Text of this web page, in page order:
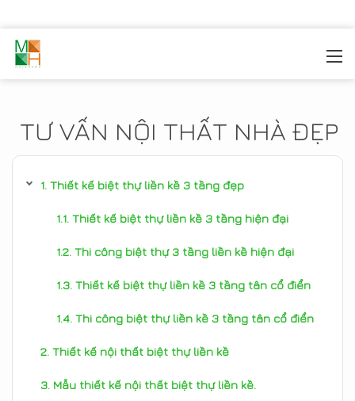
TƯ VẤN NỘI THẤT NHÀ ĐẸP
Thiết kế biệt thự liền kề 3 tầng đẹp
Thiết kế biệt thự liền kề 3 tầng hiện đại
Thi công biệt thự 3 tầng liền kề hiện đại
Thiết kế biệt thự liền kề 3 tầng tân cổ điển
Thi công biệt thự liền kề 3 tầng tân cổ điển
Thiết kế nội thất biệt thự liền kề
Mẫu thiết kế nội thất biệt thự liền kề.